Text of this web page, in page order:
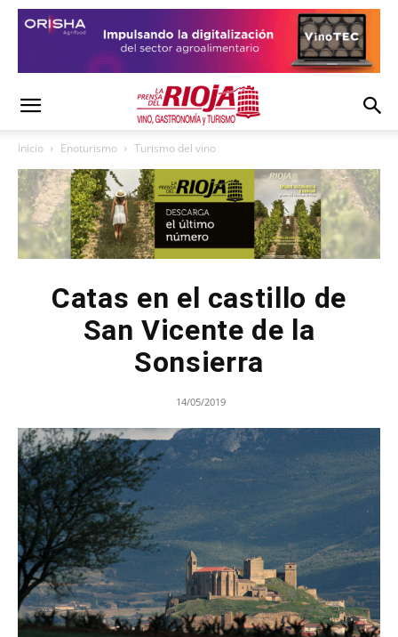
Inicio Enoturismo Turismo del vino
Catas en el castillo de
San Vicente de la
Sonsierra
14/05/2019